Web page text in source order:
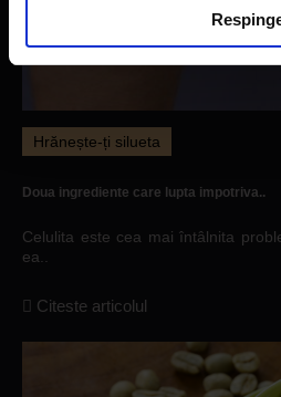
Hrănește-ți silueta
Doua ingrediente care lupta impotriva..
Celulita este cea mai întâlnita
ea..
Citeste articolul